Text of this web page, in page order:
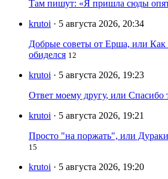
Там пишут: «Я пришла сюды
krutoi · 5 августа 2026, 20:34
Добрые советы от Ерша, или Как
обиделся 12
krutoi · 5 августа 2026, 19:23
Ответ моему другу, или Спасибо
krutoi · 5 августа 2026, 19:21
Просто "на поржать", или
15
krutoi · 5 августа 2026, 19:20